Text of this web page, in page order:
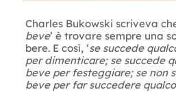
Charles Bukowski scriveva
beve’ è trovare sempre una
bere. E così, ‘se succede
per dimenticare; se succede
beve per festeggiare; se non
beve per far succedere